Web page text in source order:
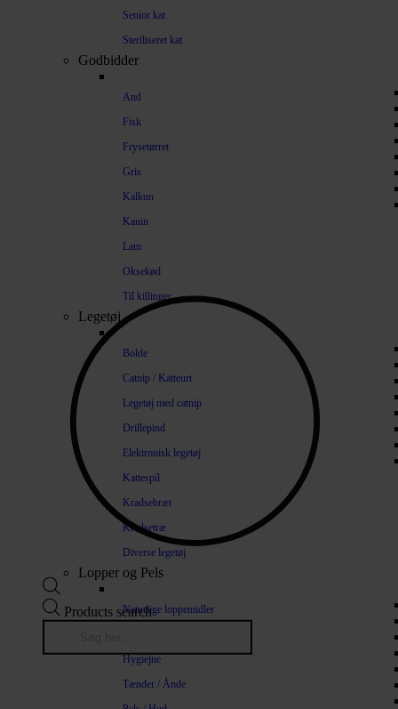
Senior kat
Steriliseret kat
Godbidder
And
Fisk
Frysetørret
Gris
Kalkun
Kanin
Lam
Oksekød
Til killinger
Legetøj
Bolde
Catnip / Katteurt
Legetøj med catnip
Drillepind
Elektronisk legetøj
Kattespil
Kradsebræt
Kradsetræ
Diverse legetøj
Lopper og Pels
Naturlige loppemidler
Hygiejne
Tænder / Ånde
Products search